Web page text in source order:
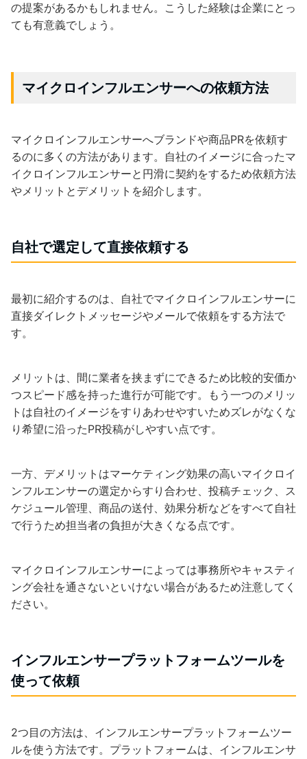
の提案があるかもしれません。こうした経験は企業にとっ
ても有意義でしょう。
マイクロインフルエンサーへの依頼方法
マイクロインフルエンサーへブランドや商品PRを依頼す
るのに多くの方法があります。自社のイメージに合ったマ
イクロインフルエンサーと円滑に契約をするため依頼方法
やメリットとデメリットを紹介します。
自社で選定して直接依頼する
最初に紹介するのは、自社でマイクロインフルエンサーに
直接ダイレクトメッセージやメールで依頼をする方法で
す。
メリットは、間に業者を挟まずにできるため比較的安価か
つスピード感を持った進行が可能です。もう一つのメリッ
トは自社のイメージをすりあわせやすいためズレがなくな
り希望に沿ったPR投稿がしやすい点です。
一方、デメリットはマーケティング効果の高いマイクロイ
ンフルエンサーの選定からすり合わせ、投稿チェック、ス
ケジュール管理、商品の送付、効果分析などをすべて自社
で行うため担当者の負担が大きくなる点です。
マイクロインフルエンサーによっては事務所やキャスティ
ング会社を通さないといけない場合があるため注意してく
ださい。
インフルエンサープラットフォームツールを
使って依頼
2つ目の方法は、インフルエンサープラットフォームツー
ルを使う方法です。プラットフォームは、インフルエンサ